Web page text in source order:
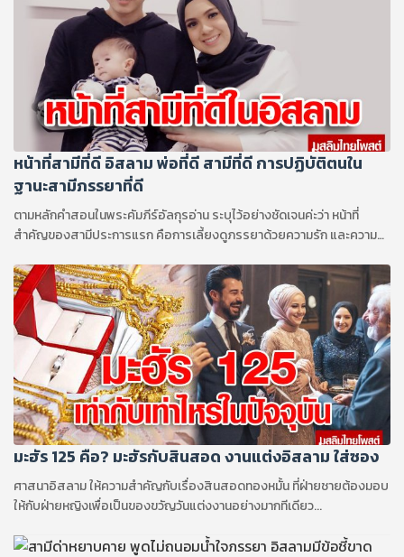
หน้าที่สามีที่ดี อิสลาม พ่อที่ดี สามีที่ดี การปฏิบัติตนใน
ฐานะสามีภรรยาที่ดี
ตามหลักคำสอนในพระคัมภีร์อัลกุรอ่าน ระบุไว้อย่างชัดเจนค่ะว่า หน้าที่
สำคัญของสามีประการแรก คือการเลี้ยงดูภรรยาด้วยความรัก และความ
มะฮัร 125 คือ? มะฮัรกับสินสอด งานแต่งอิสลาม ใส่ซอง
ศาสนาอิสลาม ให้ความสำคัญกับเรื่องสินสอดทองหมั้น ที่ฝ่ายชายต้องมอบ
ให้กับฝ่ายหญิงเพื่อเป็นของขวัญวันแต่งงานอย่างมากทีเดียว...